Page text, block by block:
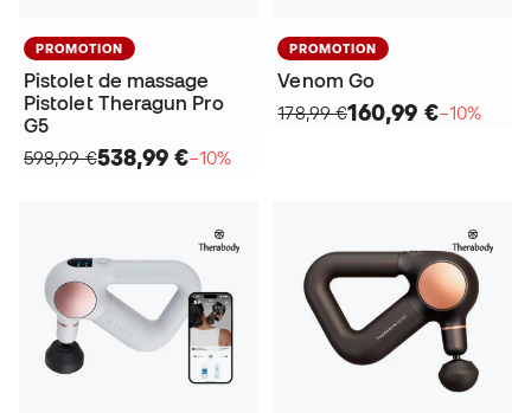
PROMOTION
Pistolet de massage
Pistolet Theragun Pro
G5
598,99 €538,99 €−10%
PROMOTION
Venom Go
178,99 €160,99 €−10%